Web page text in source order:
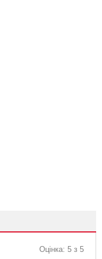
Оцінка: 5 з 5